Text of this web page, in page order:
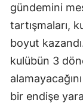
gündemini
tartışmaları,
boyut
kulübün 3
bir endişe